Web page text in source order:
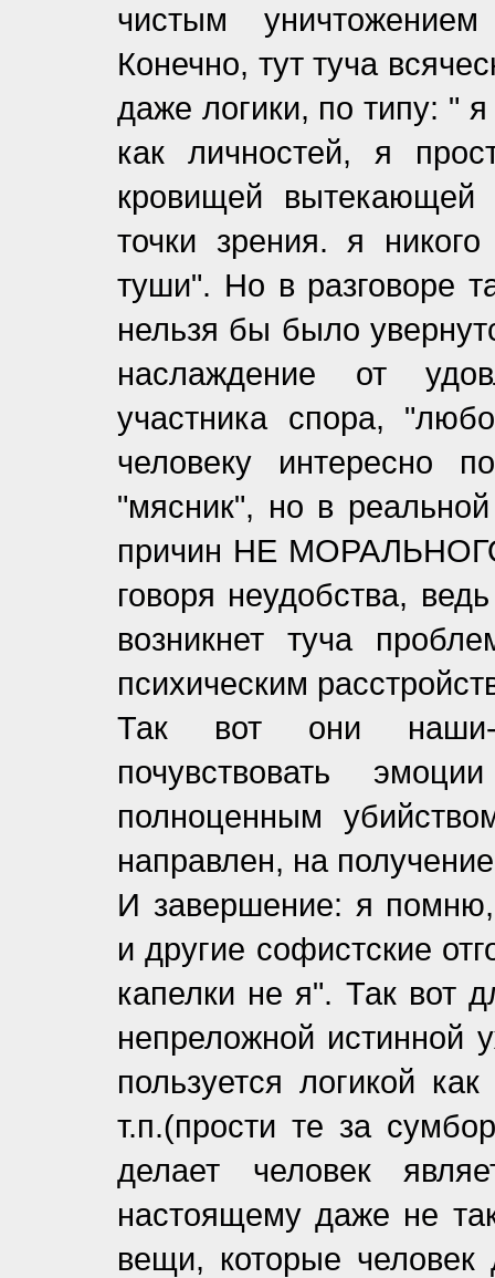
чистым
Конечно, тут туча
даже логики, по типу: "
как личностей, я
кровищей вытекающей
точки зрения. я
туши". Но в разговоре
нельзя бы было
наслаждение от
участника спора,
человеку интересно
"мясник", но в
причин НЕ
говоря неудобства,
возникнет туча
психическим
Так вот они наши-
почувствовать
полноценным
направлен, на
И завершение: я помню,
и другие софистские
капелки не я". Так вот
непреложной истинной
пользуется логикой
т.п.(прости те за
делает человек
настоящему даже не
вещи, которые